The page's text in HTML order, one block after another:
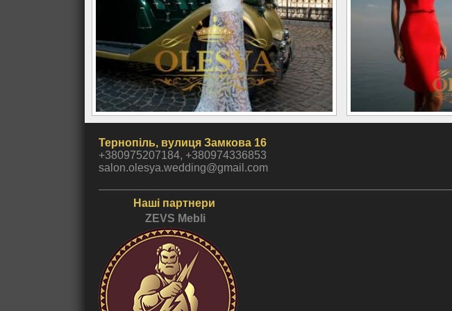
Тернопіль, вулиця Замкова 16
+380975207184, +380974336853
salon.olesya.wedding@gmail.com
Наші партнери
ZEVS Mebli